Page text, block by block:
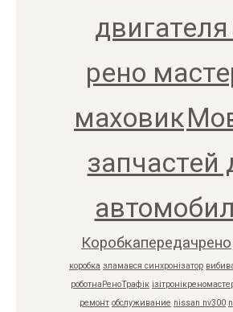
рено
маховик
запчастей
Коробкапередачрено
коробка зламався синхронізатор
роботнаРеноТрафік
ремонт обслуживание nissan nv300